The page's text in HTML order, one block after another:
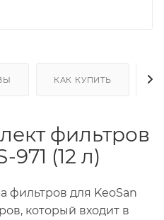
КАК КУПИТЬ
фильтров
971 (12 л)
фильтров для KeoSan
который входит в